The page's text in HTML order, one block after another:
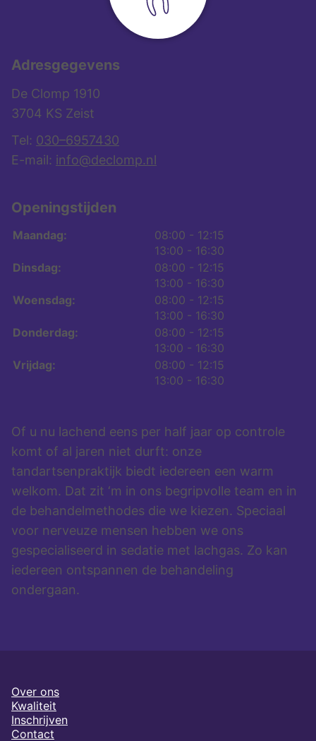
Adresgegevens
De Clomp 1910
3704 KS Zeist
Tel: 030–6957430
E-mail: info@declomp.nl
Openingstijden
Maandag: 08:00 tot
- 12:15
13:00 tot
- 16:30
Dinsdag:
08:00 tot
- 12:15
13:00 tot
- 16:30
Woensdag:
08:00 tot
- 12:15
13:00 tot
- 16:30
Donderdag:
08:00 tot
- 12:15
13:00 tot
- 16:30
Vrijdag:
08:00 tot
- 12:15
13:00 tot
- 16:30
Of u nu lachend eens per half jaar op controle
komt of al jaren niet durft: onze
tandartsenpraktijk biedt iedereen een warm
welkom. Dat zit ‘m in ons begripvolle team en in
de behandelmethodes die we kiezen. Speciaal
voor nerveuze mensen hebben we ons
gespecialiseerd in sedatie met lachgas. Zo kan
iedereen ontspannen de behandeling
ondergaan.
Over ons
Kwaliteit
Inschrijven
Contact